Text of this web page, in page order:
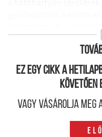
Ez egy cikk a
követően
Vagy vásárolja